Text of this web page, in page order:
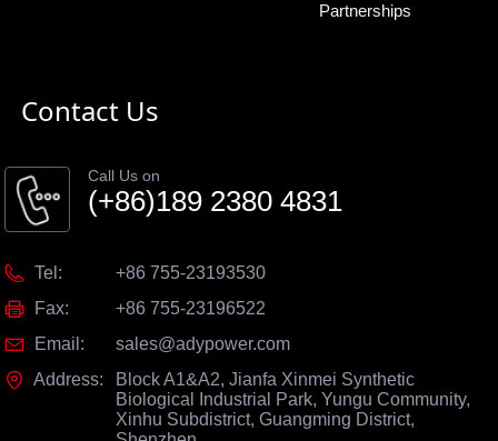
Call Us on
(+86)189 2380 4831
Tel:
+86 755-23193530
Fax:
+86 755-23196522
Email:
sales@adypower.com
Address:
Block A1&A2, Jianfa Xinmei Synthetic
Biological Industrial Park, Yungu Community,
Xinhu Subdistrict, Guangming District,
Contact Us
Partnerships